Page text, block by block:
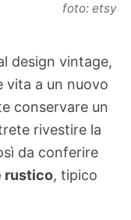
foto: etsy
design vintage,
vita a un nuovo
conservare un
rivestire la
da conferire
rustico, tipico